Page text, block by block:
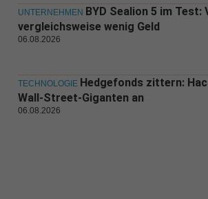
UNTERNEHMEN BYD Sealion 5 im Test:
vergleichsweise wenig Geld
06.08.2026
TECHNOLOGIE Hedgefonds zittern:
Wall-Street-Giganten an
06.08.2026